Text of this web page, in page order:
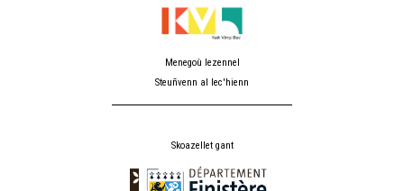
Menegoù lezennel
Steuñvenn al lec'hienn
Skoazellet gant